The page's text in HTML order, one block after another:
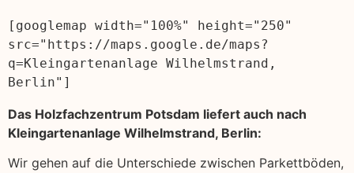
[googlemap width="100%" height="250"
src="https://maps.google.de/maps?
q=Kleingartenanlage Wilhelmstrand,
Berlin"]
Das Holzfachzentrum Potsdam liefert auch nach
Kleingartenanlage Wilhelmstrand, Berlin:
Wir gehen auf die Unterschiede zwischen Parkettböden,